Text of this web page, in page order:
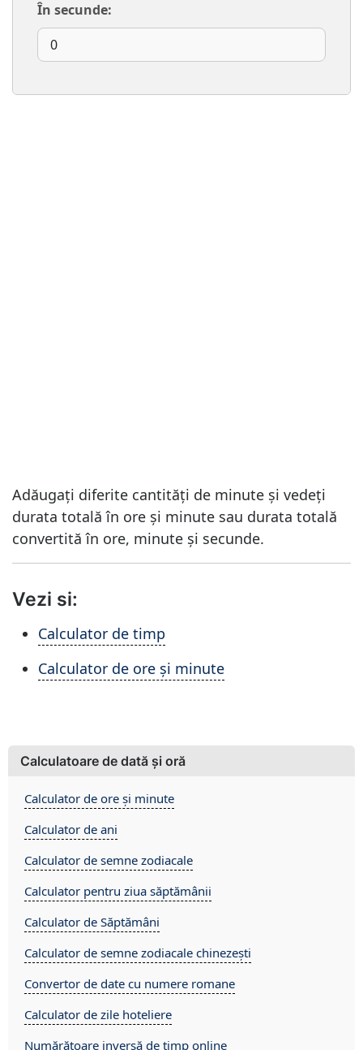
În secunde:
Adăugați diferite cantități de minute și vedeți
durata totală în ore și minute sau durata totală
convertită în ore, minute și secunde.
Vezi si:
Calculator de timp
Calculator de ore și minute
Calculatoare de dată și oră
Calculator de ore și minute
Calculator de ani
Calculator de semne zodiacale
Calculator pentru ziua săptămânii
Calculator de Săptămâni
Calculator de semne zodiacale chinezești
Convertor de date cu numere romane
Calculator de zile hoteliere
Numărătoare inversă de timp online